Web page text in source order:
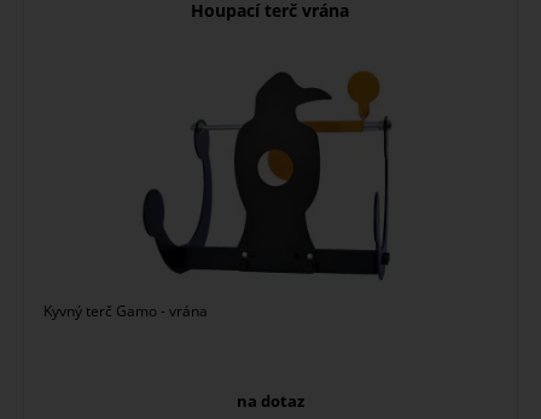
Houpací terč vrána
Kyvný terč Gamo - vrána
na dotaz